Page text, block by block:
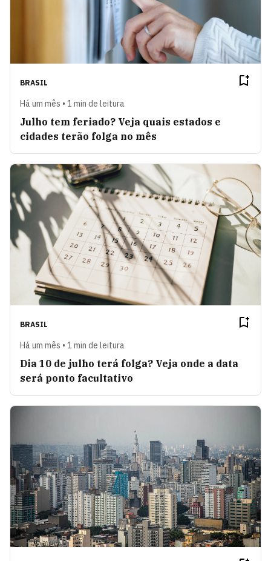
BRASIL
Há um mês • 1 min de leitura
Julho tem feriado? Veja quais estados e
cidades terão folga no mês
BRASIL
Há um mês • 1 min de leitura
Dia 10 de julho terá folga? Veja onde a data
será ponto facultativo